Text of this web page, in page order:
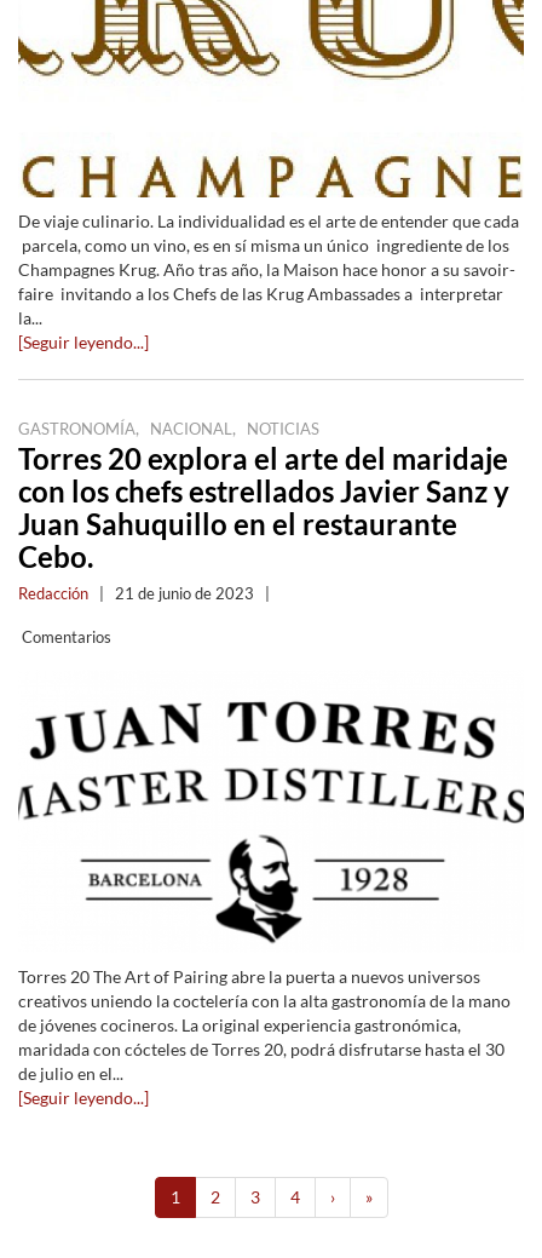
De viaje culinario. La individualidad es el arte de entender que cada
parcela, como un vino, es en sí misma un único ingrediente de los
Champagnes Krug. Año tras año, la Maison hace honor a su savoir-
faire invitando a los Chefs de las Krug Ambassades a interpretar
la...
[Seguir leyendo...]
GASTRONOMÍA, NACIONAL , NOTICIAS
Torres 20 explora el arte del maridaje
con los chefs estrellados Javier Sanz y
Juan Sahuquillo en el restaurante
Cebo.
Redacción | 21 de junio de 2023 |
Comentarios
Torres 20 The Art of Pairing abre la puerta a nuevos universos
creativos uniendo la coctelería con la alta gastronomía de la mano
de jóvenes cocineros. La original experiencia gastronómica,
maridada con cócteles de Torres 20, podrá disfrutarse hasta el 30
de julio en el...
[Seguir leyendo...]
1 2 3 4 › »